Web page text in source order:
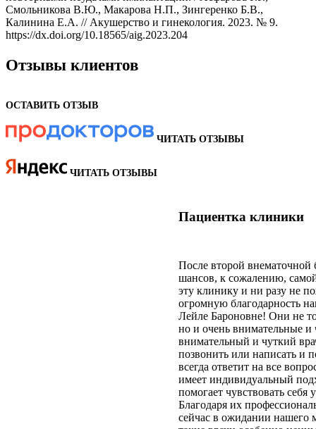
Смольникова В.Ю., Макарова Н.П., Зингеренко Б.В.,
Калинина Е.А. // Акушерство и гинекология. 2023. № 9.
https://dx.doi.org/10.18565/aig.2023.204
Отзывы клиентов
ОСТАВИТЬ ОТЗЫВ
ЧИТАТЬ ОТЗЫВЫ
ЧИТАТЬ ОТЗЫВЫ
Пациентка клиники
После второй внематочной
шансов, к сожалению,
эту клинику и ни разу не
огромную благодарность
Лейле Бароновне! Они не
но и очень внимательные
внимательный и чуткий
позвонить или написать и
всегда ответит на все
имеет индивидуальный
помогает чувствовать
Благодаря их
сейчас в ожидании нашего